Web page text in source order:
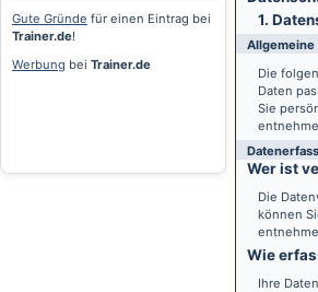
Gute Gründe für einen Eintrag bei
Trainer.de!
Werbung bei Trainer.de
1.
Allgemeine
Die
Daten
Sie
Wer ist
Die
können
Wie
Ihre